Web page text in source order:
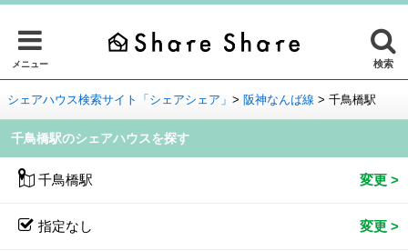
メニュー 検索
シェアハウス検索サイト「シェアシェア」 > 阪神なんば線 > 千鳥橋駅
千鳥橋駅のシェアハウスを探す
千鳥橋駅
指定なし